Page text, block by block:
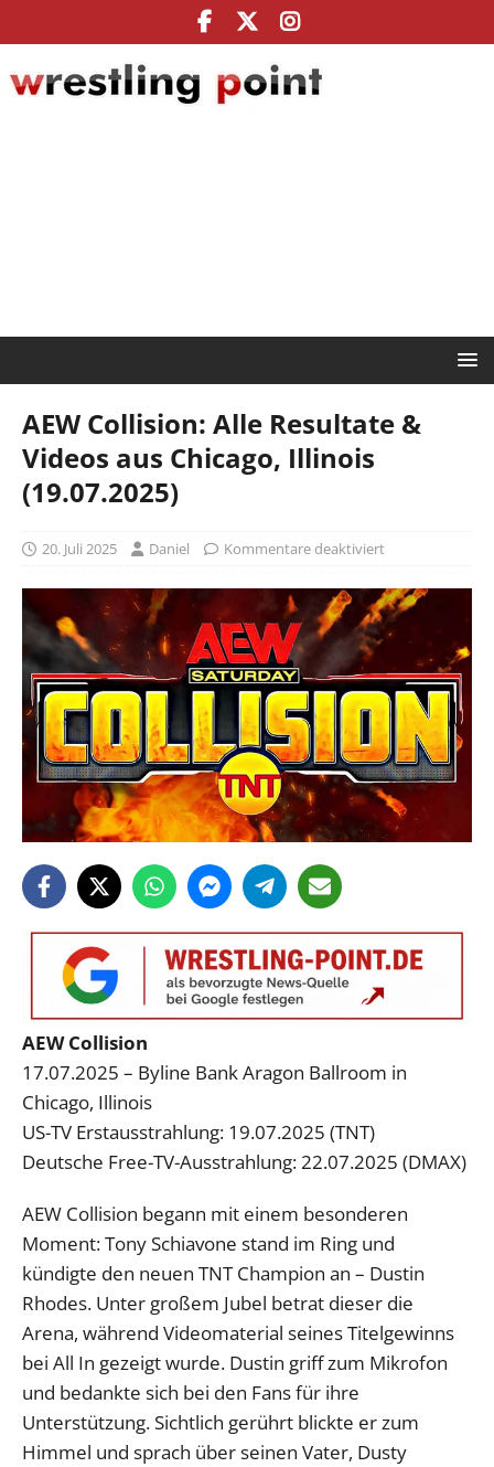
AEW Collision: Alle Resultate &
Videos aus Chicago, Illinois
(19.07.2025)
20. Juli 2025 Daniel Kommentare deaktiviert
AEW Collision
17.07.2025 – Byline Bank Aragon Ballroom in
Chicago, Illinois
US-TV Erstausstrahlung: 19.07.2025 (TNT)
Deutsche Free-TV-Ausstrahlung: 22.07.2025 (DMAX)
AEW Collision begann mit einem besonderen
Moment: Tony Schiavone stand im Ring und
kündigte den neuen TNT Champion an – Dustin
Rhodes. Unter großem Jubel betrat dieser die
Arena, während Videomaterial seines Titelgewinns
bei All In gezeigt wurde. Dustin griff zum Mikrofon
und bedankte sich bei den Fans für ihre
Unterstützung. Sichtlich gerührt blickte er zum
Himmel und sprach über seinen Vater, Dusty